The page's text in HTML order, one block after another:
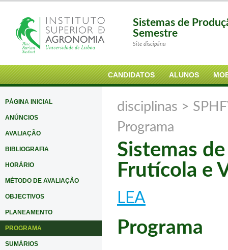
Sistemas de
Semestre
Site disciplina
CANDIDATOS ALUNOS
PÁGINA INICIAL
ANÚNCIOS
AVALIAÇÃO
BIBLIOGRAFIA
HORÁRIO
MÉTODO DE AVALIAÇÃO
OBJECTIVOS
PLANEAMENTO
PROGRAMA
SUMÁRIOS
disciplinas >
Programa
Sistemas
Frutícola e
LEA
Programa